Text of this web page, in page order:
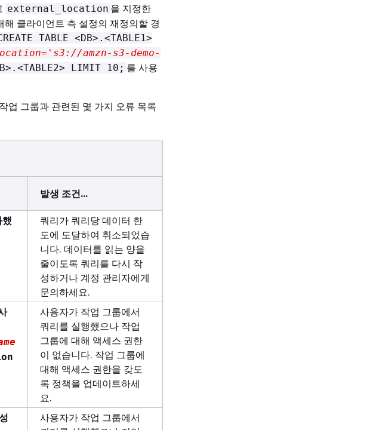
external_location 을 지정한
클라이언트 측 설정의 재정의할 경
TABLE <DB>.<TABLE1>
amzn-s3-demo-
LIMIT 10; 를 사용
업 그룹과 관련된 몇 가지 오류 목록
발생 조건...
쿼리가 쿼리당 데이터 한
도에 도달하여 취소되었습
니다. 데이터를 읽는 양을
줄이도록 쿼리를 다시 작
성하거나 계정 관리자에게
문의하세요.
사용자가 작업 그룹에서
쿼리를 실행했으나 작업
그룹에 대해 액세스 권한
이 없습니다. 작업 그룹에
대해 액세스 권한을 갖도
록 정책을 업데이트하세
요.
사용자가 작업 그룹에서